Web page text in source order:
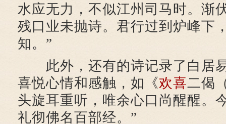
水应无力，不似江州司马时。渐
残口业未抛诗。君行过到炉峰下
知。”
此外，还有的诗记录了白居
喜悦心情和感触，如《欢喜二偈
头旋耳重听，唯余心口尚醒醒。
礼彻佛名百部经。”